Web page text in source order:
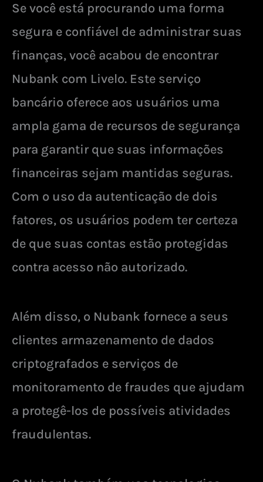
Se você está procurando uma forma
segura e confiável de administrar suas
finanças, você acabou de encontrar
Nubank com Livelo. Este serviço
bancário oferece aos usuários uma
ampla gama de recursos de segurança
para garantir que suas informações
financeiras sejam mantidas seguras.
Com o uso da autenticação de dois
fatores, os usuários podem ter certeza
de que suas contas estão protegidas
contra acesso não autorizado.
Além disso, o Nubank fornece a seus
clientes armazenamento de dados
criptografados e serviços de
monitoramento de fraudes que ajudam
a protegê-los de possíveis atividades
fraudulentas.